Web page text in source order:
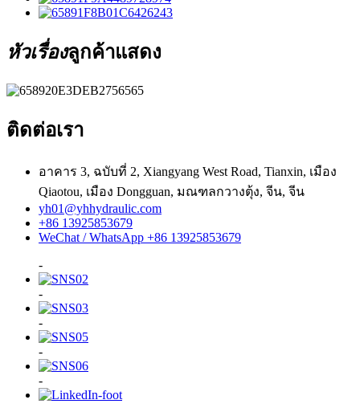
หัวเรื่องลูกค้าแสดง
ติดต่อเรา
อาคาร 3, ฉบับที่ 2, Xiangyang West Road, Tianxin, เมือง
Qiaotou, เมือง Dongguan, มณฑลกวางตุ้ง, จีน, จีน
yh01@yhhydraulic.com
+86 13925853679
WeChat / WhatsApp +86 13925853679
-
-
-
-
-